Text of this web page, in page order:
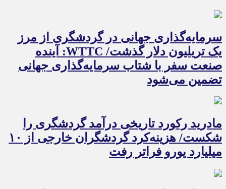
سرمایه‌گذاری جهانی در گردشگری از مرز
یک تریلیون دلار گذشت/ WTTC: آینده
صنعت سفر با شتاب سرمایه‌گذاری جهانی
تضمین می‌شود
مادرید رکورد تاریخی درآمد گردشگری را
شکست/ هزینه‌کرد گردشگران خارجی از ۱۰
میلیارد یورو فراتر رفت